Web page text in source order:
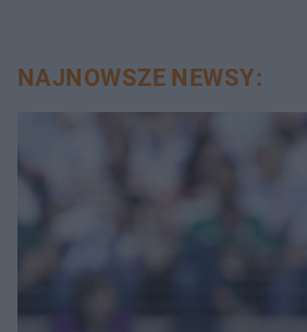
NAJNOWSZE NEWSY: